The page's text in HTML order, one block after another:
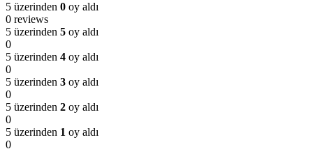
5 üzerinden 0 oy aldı
0 reviews
5 üzerinden 5 oy aldı
0
5 üzerinden 4 oy aldı
0
5 üzerinden 3 oy aldı
0
5 üzerinden 2 oy aldı
0
5 üzerinden 1 oy aldı
0